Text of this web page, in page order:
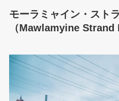
モーラミャイン・スト
（Mawlamyine Strand